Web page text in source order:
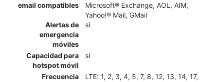
email compatibles
Microsoft® Exchange, AOL, AIM,
Yahoo!® Mail, GMail
Alertas de
emergencia
móviles
sí
Capacidad para
hotspot móvil
sí
Frecuencia
LTE: 1, 2, 3, 4, 5, 7, 8, 12, 13, 14, 17,